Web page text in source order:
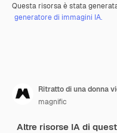
Questa risorsa è stata
generatore di immagini IA.
Ritratto di una donna
magnific
Altre risorse IA di